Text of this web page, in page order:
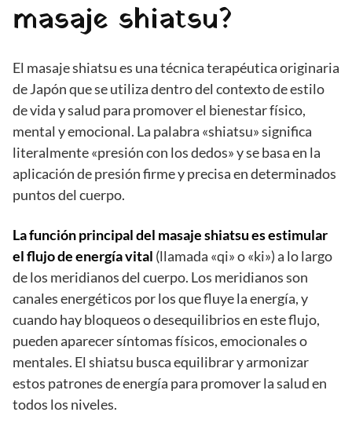
masaje shiatsu?
El masaje shiatsu es una técnica terapéutica originaria
de Japón que se utiliza dentro del contexto de estilo
de vida y salud para promover el bienestar físico,
mental y emocional. La palabra «shiatsu» significa
literalmente «presión con los dedos» y se basa en la
aplicación de presión firme y precisa en determinados
puntos del cuerpo.
La función principal del masaje shiatsu es estimular
el flujo de energía vital (llamada «qi» o «ki») a lo largo
de los meridianos del cuerpo. Los meridianos son
canales energéticos por los que fluye la energía, y
cuando hay bloqueos o desequilibrios en este flujo,
pueden aparecer síntomas físicos, emocionales o
mentales. El shiatsu busca equilibrar y armonizar
estos patrones de energía para promover la salud en
todos los niveles.